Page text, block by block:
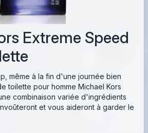
Extreme Speed
même à la fin d'une journée bien
toilette pour homme Michael Kors
combinaison variée d'ingrédients
et vous aideront à garder le